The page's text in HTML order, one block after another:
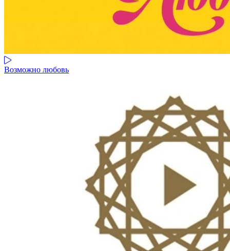
Возможно любовь